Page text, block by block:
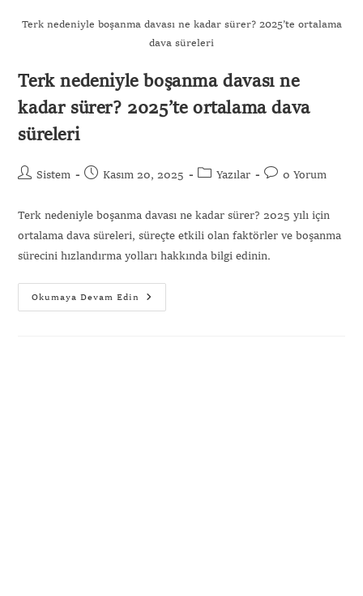
Terk nedeniyle boşanma davası ne kadar sürer? 2025’te ortalama
dava süreleri
Terk nedeniyle boşanma davası ne
kadar sürer? 2025’te ortalama dava
süreleri
Sistem Kasım 20, 2025 Yazılar 0 Yorum
Terk nedeniyle boşanma davası ne kadar sürer? 2025 yılı için
ortalama dava süreleri, süreçte etkili olan faktörler ve boşanma
sürecini hızlandırma yolları hakkında bilgi edinin.
Okumaya Devam Edin